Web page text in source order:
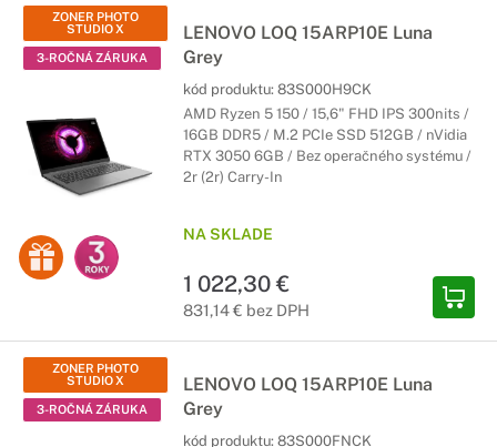
ZONER PHOTO
STUDIO X
3-ROČNÁ ZÁRUKA
LENOVO LOQ 15ARP10E Luna
Grey
kód produktu: 83S000H9CK
AMD Ryzen 5 150 / 15,6" FHD IPS 300nits /
16GB DDR5 / M.2 PCIe SSD 512GB / nVidia
RTX 3050 6GB / Bez operačného systému /
2r (2r) Carry-In
NA SKLADE
1 022,30 €
831,14 € bez DPH
ZONER PHOTO
STUDIO X
3-ROČNÁ ZÁRUKA
LENOVO LOQ 15ARP10E Luna
Grey
kód produktu: 83S000FNCK